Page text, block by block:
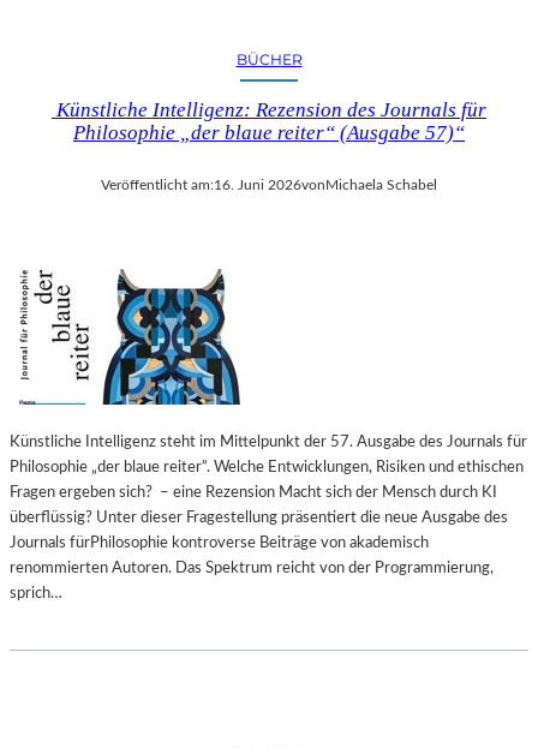
BÜCHER
Künstliche Intelligenz: Rezension des Journals für
Philosophie „der blaue reiter“ (Ausgabe 57)“
Veröffentlicht am:16. Juni 2026von Michaela Schabel
Künstliche Intelligenz steht im Mittelpunkt der 57. Ausgabe des Journals für
Philosophie „der blaue reiter“. Welche Entwicklungen, Risiken und ethischen
Fragen ergeben sich? – eine Rezension Macht sich der Mensch durch KI
überflüssig? Unter dieser Fragestellung präsentiert die neue Ausgabe des
Journals fürPhilosophie kontroverse Beiträge von akademisch
renommierten Autoren. Das Spektrum reicht von der Programmierung,
sprich…